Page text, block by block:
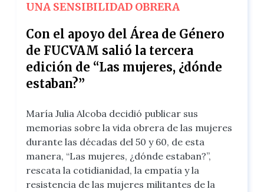
UNA SENSIBILIDAD OBRERA
Con el apoyo del Área de Género
de FUCVAM salió la tercera
edición de “Las mujeres, ¿dónde
estaban?”
María Julia Alcoba decidió publicar sus
memorias sobre la vida obrera de las mujeres
durante las décadas del 50 y 60, de esta
manera, “Las mujeres, ¿dónde estaban?”,
rescata la cotidianidad, la empatía y la
resistencia de las mujeres militantes de la